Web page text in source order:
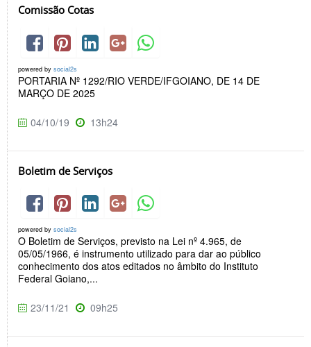
Comissão Cotas
powered by social2s
PORTARIA Nº 1292/RIO VERDE/IFGOIANO, DE 14 DE
MARÇO DE 2025
04/10/19 13h24
Boletim de Serviços
powered by social2s
O Boletim de Serviços, previsto na Lei nº 4.965, de
05/05/1966, é instrumento utilizado para dar ao público
conhecimento dos atos editados no âmbito do Instituto
Federal Goiano,...
23/11/21 09h25